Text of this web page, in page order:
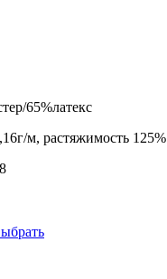
65%латекс
м, растяжимость 125%